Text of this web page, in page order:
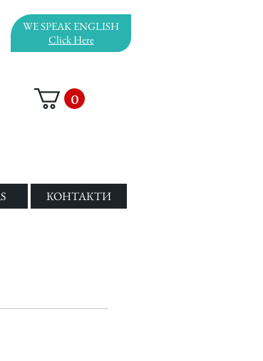
WE SPEAK ENGLISH
Click Here
0
КОНТАКТИ